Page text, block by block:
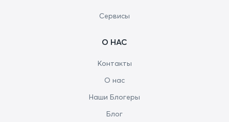
Сервисы
О НАС
Контакты
О нас
Наши Блогеры
Блог